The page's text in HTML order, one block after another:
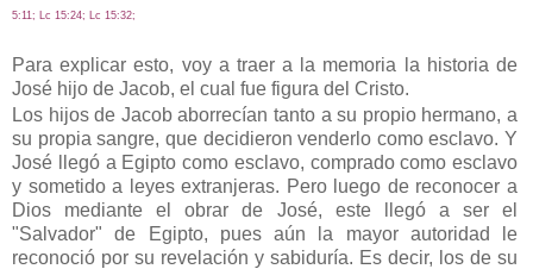
5:11; Lc 15:24; Lc 15:32;
Para explicar esto, voy a traer a la memoria la historia de
José hijo de Jacob, el cual fue figura del Cristo.
Los hijos de Jacob aborrecían tanto a su propio hermano, a
su propia sangre, que decidieron venderlo como esclavo. Y
José llegó a Egipto como esclavo, comprado como esclavo
y sometido a leyes extranjeras. Pero luego de reconocer a
Dios mediante el obrar de José, este llegó a ser el
"Salvador" de Egipto, pues aún la mayor autoridad le
reconoció por su revelación y sabiduría. Es decir, los de su